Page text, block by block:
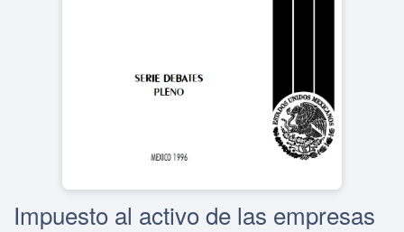
Impuesto al activo de las empresas